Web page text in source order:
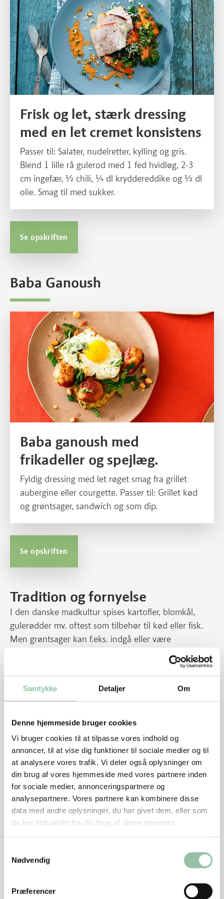
Samtykke Detaljer Om
Denne hjemmeside bruger cookies
Vi bruger cookies til at tilpasse vores indhold og
annoncer, til at vise dig funktioner til sociale medier og til
at analysere vores trafik. Vi deler også oplysninger om
din brug af vores hjemmeside med vores partnere inden
for sociale medier, annonceringspartnere og
analysepartnere. Vores partnere kan kombinere disse
data med andre oplysninger, du har givet dem, eller som
de har indsamlet fra din brug af deres tjenester.
Nødvendig
Præferencer
Frisk og let, stærk dressing
med en let cremet konsistens
Passer til: Salater, nudelretter, kylling og gris.
Blend 1 lille rå gulerod med 1 fed hvidløg, 2-3
cm ingefær, ½ chili, ¼ dl kryddereddike og ½ dl
olie. Smag til med sukker.
Se opskriften
Baba Ganoush
Baba ganoush med
frikadeller og spejlæg.
Fyldig dressing med let røget smag fra grillet
aubergine eller courgette. Passer til: Grillet kød
og grøntsager, sandwich og som dip.
Se opskriften
Se opskriften
Tradition og fornyelse
I den danske madkultur spises kartofler, blomkål,
gulerødder mv. oftest som tilbehør til kød eller fisk.
Men grøntsager kan f.eks. indgå eller være
hovedbestanddel i saucer og dressinger og på den
måde hjælpe os til at få flere grøntsager i kosten. En
lækker grøntsagssauce eller -dressing vil sammen med
lidt kød eller fisk skabe en ny smagsoplevelse og gøre
Ved at koge eller grille og efterfølgende blende eller
purere kål, rodfrugter eller gulerødder og tilsætte
krydderier kan man lave spændende og velsmagende
saucer og dressinger, der hovedsageligt består af
grøntsager.
En lækker konsistens på en sauce eller dressing er
typisk let flydende og cremet og skal samtidig passe
til retten, den serveres med.
Ud over at blende, mose eller purere kan
at tilsætte olie, smør eller mejeriprodukter. Når
nødvendigt at bruge æggeblomme til at stabilisere
konsistensen, så undgår man, at dressingen skiller.